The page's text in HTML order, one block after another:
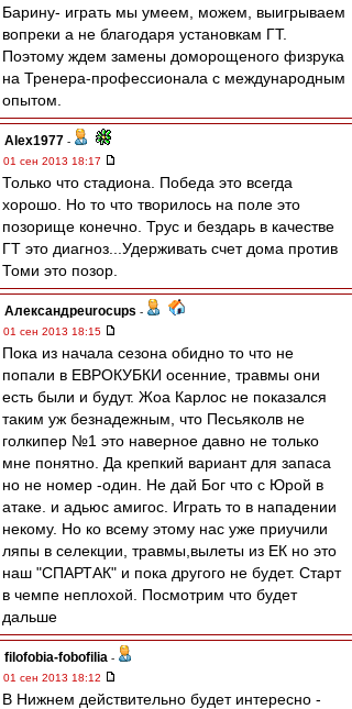
Барину- играть мы умеем, можем, выигрываем
вопреки а не благодаря установкам ГТ.
Поэтому ждем замены доморощеного физрука
на Тренера-профессионала c международным
опытом.
Alex1977 -
01 сен 2013 18:17
Только что стадиона. Победа это всегда
хорошо. Но то что творилось на поле это
позорище конечно. Трус и бездарь в качестве
ГТ это диагноз...Удерживать счет дома против
Томи это позор.
Александрeurocups -
01 сен 2013 18:15
Пока из начала сезона обидно то что не
попали в ЕВРОКУБКИ осенние, травмы они
есть были и будут. Жоа Карлос не показался
таким уж безнадежным, что Песьяколв не
голкипер №1 это наверное давно не только
мне понятно. Да крепкий вариант для запаса
но не номер -один. Не дай Бог что с Юрой в
атаке. и адьюс амигос. Играть то в нападении
некому. Но ко всему этому нас уже приучили
ляпы в селекции, травмы,вылеты из ЕК но это
наш "СПАРТАК" и пока другого не будет. Старт
в чемпе неплохой. Посмотрим что будет
дальше
filofobia-fobofilia -
01 сен 2013 18:12
В Нижнем действительно будет интересно -